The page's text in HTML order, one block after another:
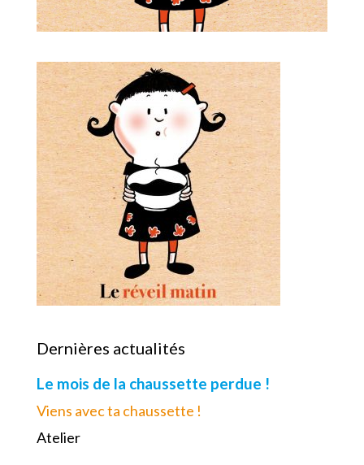
Dernières actualités
Le mois de la chaussette perdue !
Viens avec ta chaussette !
Atelier